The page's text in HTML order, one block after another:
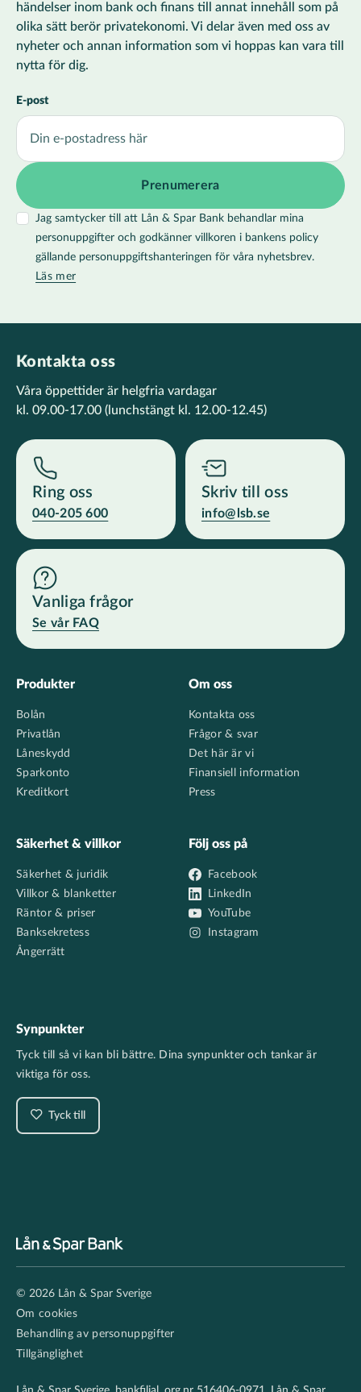
händelser inom bank och finans till annat innehåll som på
olika sätt berör privatekonomi. Vi delar även med oss av
nyheter och annan information som vi hoppas kan vara till
nytta för dig.
E-post
Jag samtycker till att Lån & Spar Bank behandlar mina
personuppgifter och godkänner villkoren i bankens policy
gällande personuppgiftshanteringen för våra nyhetsbrev.
Läs mer
Kontakta oss
Våra öppettider är helgfria vardagar
kl. 09.00-17.00 (lunchstängt kl. 12.00-12.45)
Ring oss
040-205 600
Skriv till oss
info@lsb.se
Vanliga frågor
Se vår FAQ
Footer
Produkter
Bolån
Privatlån
Låneskydd
Sparkonto
Kreditkort
Om oss
Kontakta oss
Frågor & svar
Det här är vi
Finansiell information
Press
Säkerhet & villkor
Säkerhet & juridik
Villkor & blanketter
Räntor & priser
Banksekretess
Ångerrätt
Följ oss på
Facebook
LinkedIn
YouTube
Instagram
Synpunkter
Tyck till så vi kan bli bättre. Dina synpunkter och tankar är
viktiga för oss.
Tyck till
secondary
© 2026 Lån & Spar Sverige
Om cookies
Behandling av personuppgifter
Tillgänglighet